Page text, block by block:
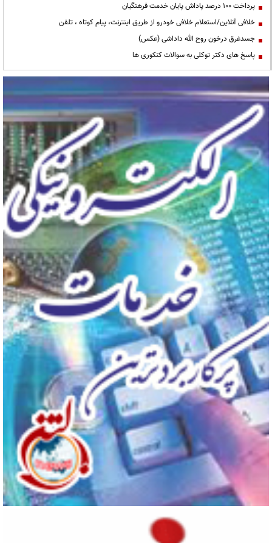
پرداخت ۱۰۰ درصد پاداش پایان خدمت فرهنگیان
خلافی آنلاین/استعلام خلافی خودرو از طریق اینترنت، پیام کوتاه ، تلفن
جسدغرق درخون روح الله داداشی (عکس)
پاسخ های دکتر توکلی به سوالات کنکوری ها